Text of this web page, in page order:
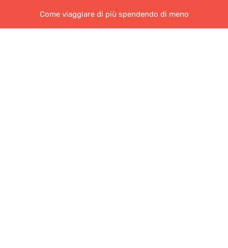
Come viaggiare di più spendendo di meno